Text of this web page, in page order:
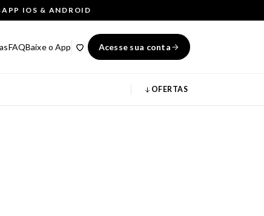
APP IOS & ANDROID
FAQBaixe o App Acesse sua conta
OFERTAS